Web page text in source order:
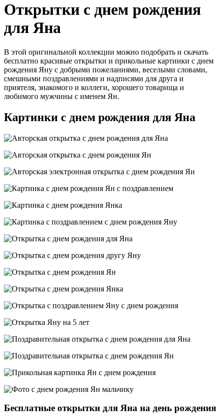
Открытки с днем рождения
для Яна
В этой оригинальной коллекции можно подобрать и скачать
бесплатно красивые открытки и прикольные картинки с днем
рождения Яну с добрыми пожеланиями, веселыми словами,
смешными поздравлениями и надписями для друга и
приятеля, знакомого и коллеги, хорошего товарища и
любимого мужчины с именем Ян.
Картинки с днем рождения для Яна
Бесплатные открытки для Яна на день рождения